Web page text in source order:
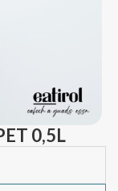
0,5L